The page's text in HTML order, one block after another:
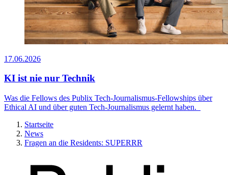
17.06.2026
KI ist nie nur Technik
Was die Fellows des Publix Tech-Journalismus-Fellowships über
Ethical AI und über guten Tech-Journalismus gelernt haben.
Startseite
News
Fragen an die Residents: SUPERRR